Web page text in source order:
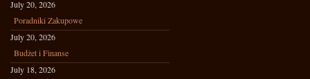
July 20, 2026
Poradniki Zakupowe
July 20, 2026
Budżet i Finanse
July 18, 2026